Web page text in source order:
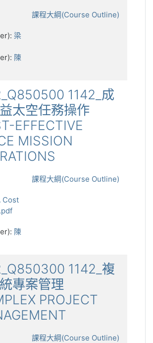
課程大綱(Course Outline)
梁
陳
1142_成
太空任務操作
EFFECTIVE
MISSION
課程大綱(Course Outline)
Cost
陳
1142_複
專案管理
PROJECT
課程大綱(Course Outline)